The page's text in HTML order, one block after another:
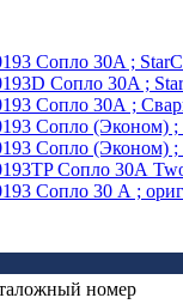
Сопло 30A ;
Сопло 30A ;
Сопло 30А ;
Сопло (Эконом)
Сопло (Эконом)
Сопло 30А
Сопло 30 А ;
номер